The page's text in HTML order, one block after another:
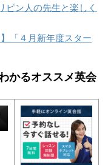
ピン人の先生と楽しく
「４月新年度スター
かるオススメ英会